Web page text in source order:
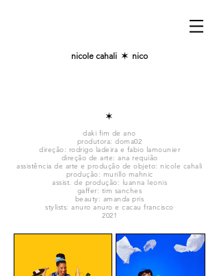
nicole cahali ✶ nico
✶
daki fim de ano
produtora: doma02
direção: rodrigo ladeira e fabio lamounier
direção de arte: ana requião
assistência de arte e produção de objeto: nicole cahali
produção: murillo mahnic
assist. de produção: luanna leonis
gaffer: tim sanches
beauty: amanda pris
stylists: anuro anuro e cacau francisco
2021